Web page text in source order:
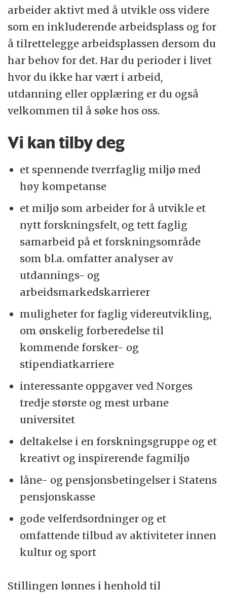
arbeider aktivt med å utvikle oss videre
som en inkluderende arbeidsplass og for
å tilrettelegge arbeidsplassen dersom du
har behov for det. Har du perioder i livet
hvor du ikke har vært i arbeid,
utdanning eller opplæring er du også
velkommen til å søke hos oss.
Vi kan tilby deg
et spennende tverrfaglig miljø med
høy kompetanse
et miljø som arbeider for å utvikle et
nytt forskningsfelt, og tett faglig
samarbeid på et forskningsområde
som bl.a. omfatter analyser av
utdannings- og
arbeidsmarkedskarrierer
muligheter for faglig videreutvikling,
om ønskelig forberedelse til
kommende forsker- og
stipendiatkarriere
interessante oppgaver ved Norges
tredje største og mest urbane
universitet
deltakelse i en forskningsgruppe og et
kreativt og inspirerende fagmiljø
låne- og pensjonsbetingelser i Statens
pensjonskasse
gode velferdsordninger og et
omfattende tilbud av aktiviteter innen
kultur og sport
Stillingen lønnes i henhold til